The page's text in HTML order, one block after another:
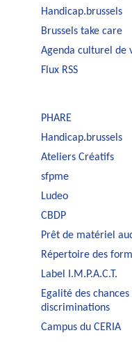
Handicap.brussels
Brussels take care
Agenda culturel de
Flux RSS
PHARE
Handicap.brussels
Ateliers Créatifs
sfpme
Ludeo
CBDP
Prêt de matériel
Répertoire des
Label I.M.P.A.C.T.
Egalité des
discriminations
Campus du CERIA